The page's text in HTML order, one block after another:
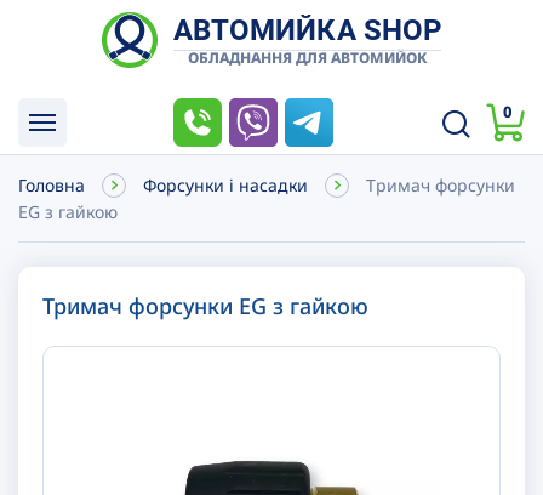
АВТОМИЙКА SHOP
ОБЛАДНАННЯ ДЛЯ АВТОМИЙОК
0
Головна Форсунки і насадки
Тримач форсунки
EG з гайкою
Тримач форсунки EG з гайкою